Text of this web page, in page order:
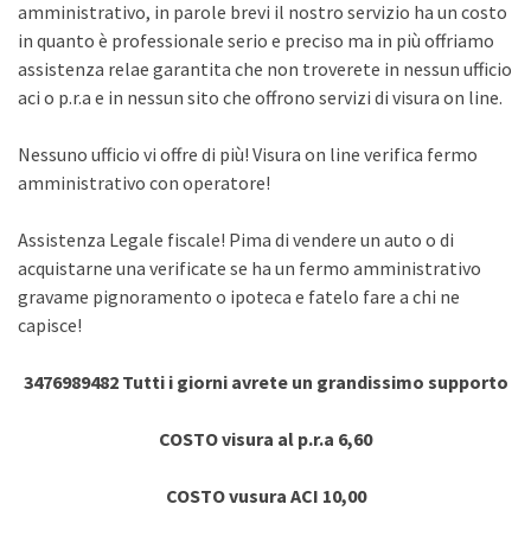
amministrativo, in parole brevi il nostro servizio ha un costo
in quanto è professionale serio e preciso ma in più offriamo
assistenza relae garantita che non troverete in nessun ufficio
aci o p.r.a e in nessun sito che offrono servizi di visura on line.
Nessuno ufficio vi offre di più! Visura on line verifica fermo
amministrativo con operatore!
Assistenza Legale fiscale! Pima di vendere un auto o di
acquistarne una verificate se ha un fermo amministrativo
gravame pignoramento o ipoteca e fatelo fare a chi ne
capisce!
3476989482 Tutti i giorni avrete un grandissimo supporto
COSTO visura al p.r.a 6,60
COSTO vusura ACI 10,00